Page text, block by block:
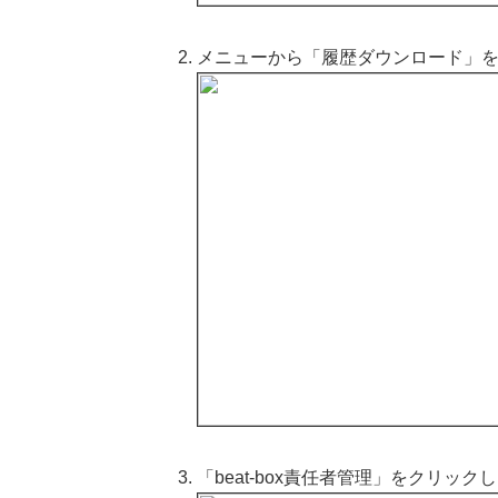
メニューから「履歴ダウンロード」
「beat-box責任者管理」をクリックし